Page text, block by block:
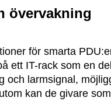
övervakning
för smarta
ett IT-rack som en
och larmsignal,
kan de givare